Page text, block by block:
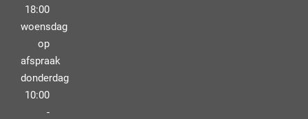
18:00
woensdag
op
afspraak
donderdag
10:00
-